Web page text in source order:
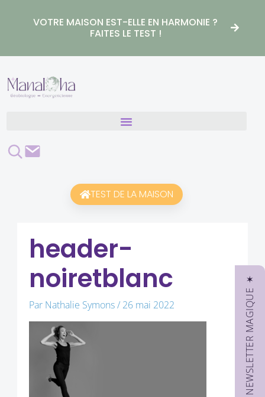
VOTRE MAISON EST-ELLE EN HARMONIE ?
FAITES LE TEST !
Rechercher
Contact
TEST DE LA MAISON
header-
noiretblanc
Par Nathalie Symons/ 26 mai 2022 ✶ NEWSLETTER MAGIQUE ✶